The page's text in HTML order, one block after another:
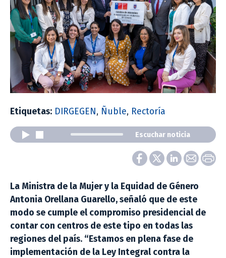
Etiquetas: DIRGEGEN, Ñuble, Rectoría
Escuchar noticia
La Ministra de la Mujer y la Equidad de Género
Antonia Orellana Guarello, señaló que de este
modo se cumple el compromiso presidencial de
contar con centros de este tipo en todas las
regiones del país. “Estamos en plena fase de
implementación de la Ley Integral contra la